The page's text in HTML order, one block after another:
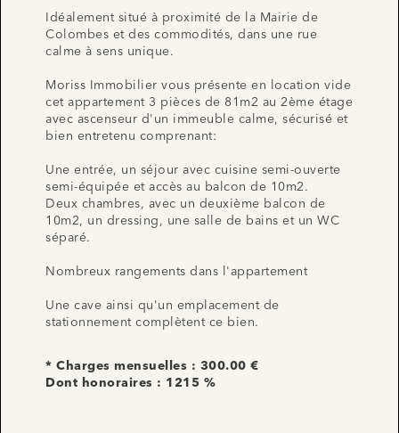
Idéalement situé à proximité de la Mairie de
Colombes et des commodités, dans une rue
calme à sens unique.
Moriss Immobilier vous présente en location vide
cet appartement 3 pièces de 81m2 au 2ème étage
avec ascenseur d'un immeuble calme, sécurisé et
bien entretenu comprenant:
Une entrée, un séjour avec cuisine semi-ouverte
semi-équipée et accès au balcon de 10m2.
Deux chambres, avec un deuxième balcon de
10m2, un dressing, une salle de bains et un WC
séparé.
Nombreux rangements dans l'appartement
Une cave ainsi qu'un emplacement de
stationnement complètent ce bien.
* Charges mensuelles : 300.00 €
Dont honoraires : 1215 %